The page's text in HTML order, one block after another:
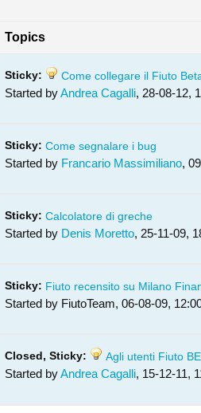
Topics
Sticky: Come collegare il Fiuto
Started byAndrea Cagalli, 28-08-12,
Sticky: Come segnalare i bug
Started by Francario Massimiliano,
Sticky: Calcolatore di greche
Started by Denis Moretto, 25-11-09,
Sticky: Fiuto recensito su Milano
Started by FiutoTeam, 06-08-09,
Closed, Sticky: Agli utenti Fiuto
Started byAndrea Cagalli, 15-12-11,